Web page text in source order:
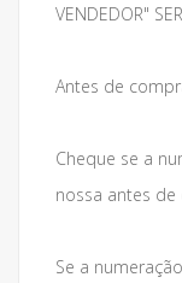
VENDEDOR"
Antes de
Cheque se a
nossa antes de
Se a